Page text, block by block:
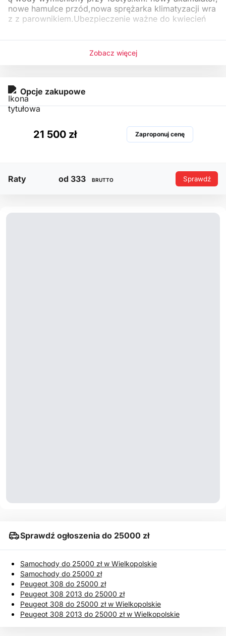
nowe hamulce przód,nowa sprężarka klimatyzacji wra
z z parownikiem.Ubezpieczenie ważne do kwiecień
Zobacz więcej
Opcje zakupowe
21 500 zł Zaproponuj cenę
Raty od 333 BRUTTO Sprawdź
Sprawdź ogłoszenia do 25000 zł
Samochody do 25000 zł w Wielkopolskie
Samochody do 25000 zł
Peugeot 308 do 25000 zł
Peugeot 308 2013 do 25000 zł
Peugeot 308 do 25000 zł w Wielkopolskie
Peugeot 308 2013 do 25000 zł w Wielkopolskie